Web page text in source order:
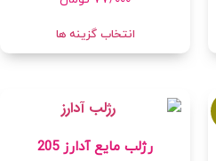
انتخاب گزینه ها
رژلب مایع آدارز 205